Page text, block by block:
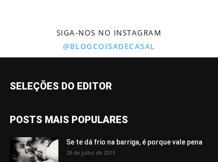
SIGA-NOS NO INSTAGRAM
@BLOGCOISADECASAL
SELEÇÕES DO EDITOR
POSTS MAIS POPULARES
Se te dá frio na barriga, é porque vale pena
28 de julho de 2015